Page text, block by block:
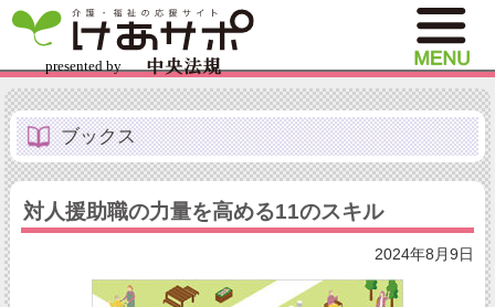
ブックス
対人援助職の力量を高める11のスキル
2024年8月9日